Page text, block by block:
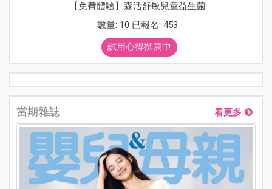
【免費體驗】森活舒敏兒童益生菌
數量: 10 已報名: 453
試用心得撰寫中
當期雜誌 看更多